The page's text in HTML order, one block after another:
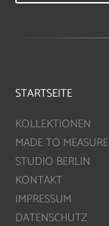
STARTSEITE
KOLLEKTIONEN
MADE TO MEASURE
STUDIO BERLIN
KONTAKT
IMPRESSUM
DATENSCHUTZ